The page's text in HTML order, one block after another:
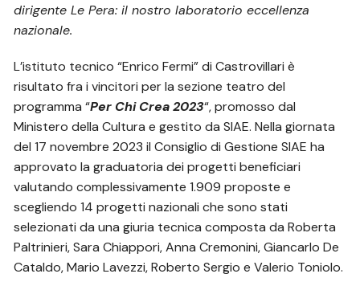
dirigente Le Pera: il nostro laboratorio eccellenza
nazionale.
L’istituto tecnico “Enrico Fermi” di Castrovillari è
risultato fra i vincitori per la sezione teatro del
programma “Per Chi Crea 2023“, promosso dal
Ministero della Cultura e gestito da SIAE. Nella giornata
del 17 novembre 2023 il Consiglio di Gestione SIAE ha
approvato la graduatoria dei progetti beneficiari
valutando complessivamente 1.909 proposte e
scegliendo 14 progetti nazionali che sono stati
selezionati da una giuria tecnica composta da Roberta
Paltrinieri, Sara Chiappori, Anna Cremonini, Giancarlo De
Cataldo, Mario Lavezzi, Roberto Sergio e Valerio Toniolo.